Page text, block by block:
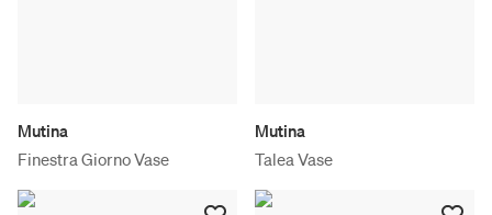
Mutina
Finestra Giorno Vase
Mutina
Talea Vase